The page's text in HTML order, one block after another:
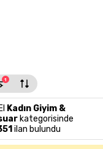
1
Kadın Giyim &
kategorisinde
ilan bulundu